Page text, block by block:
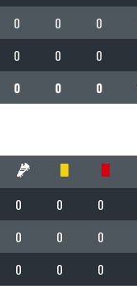
0 0 0
0 0 0
0 0 0
0 0 0
0 0 0
0 0 0